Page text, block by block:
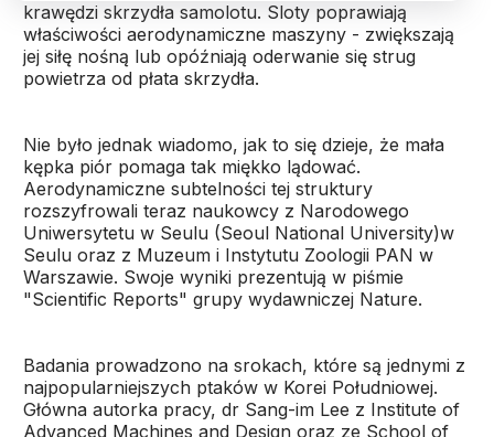
krawędzi skrzydła samolotu. Sloty poprawiają
właściwości aerodynamiczne maszyny - zwiększają
jej siłę nośną lub opóźniają oderwanie się strug
powietrza od płata skrzydła.
Nie było jednak wiadomo, jak to się dzieje, że mała
kępka piór pomaga tak miękko lądować.
Aerodynamiczne subtelności tej struktury
rozszyfrowali teraz naukowcy z Narodowego
Uniwersytetu w Seulu (Seoul National University)w
Seulu oraz z Muzeum i Instytutu Zoologii PAN w
Warszawie. Swoje wyniki prezentują w piśmie
"Scientific Reports" grupy wydawniczej Nature.
Badania prowadzono na srokach, które są jednymi z
najpopularniejszych ptaków w Korei Południowej.
Główna autorka pracy, dr Sang-im Lee z Institute of
Advanced Machines and Design oraz ze School of